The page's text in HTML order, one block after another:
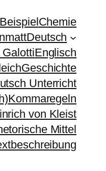
Chemie
Deutsch
Englisch
Geschichte
Unterricht
Kommaregeln
von Kleist
Mittel